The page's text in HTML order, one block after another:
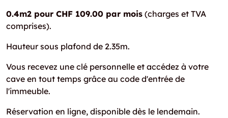
0.4m2 pour CHF 109.00 par mois (charges et TVA
comprises).
Hauteur sous plafond de 2.35m.
Vous recevez une clé personnelle et accédez à votre
cave en tout temps grâce au code d'entrée de
l'immeuble.
Réservation en ligne, disponible dès le lendemain.